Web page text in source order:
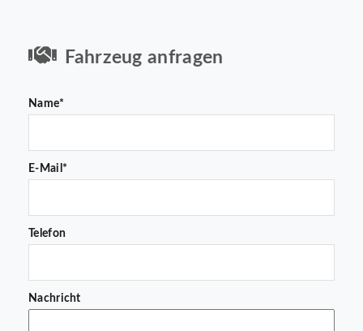
Fahrzeug anfragen
Name*
E-Mail*
Telefon
Nachricht